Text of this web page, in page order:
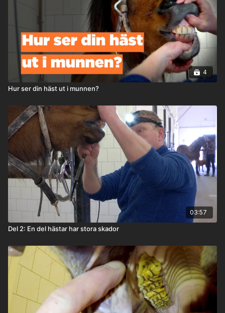
4
Hur ser din häst ut i munnen?
03:57
Del 2: En del hästar har stora skador